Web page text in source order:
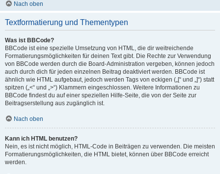
Nach oben
Textformatierung und Thementypen
Was ist BBCode?
BBCode ist eine spezielle Umsetzung von HTML, die dir weitreichende
Formatierungsmöglichkeiten für deinen Text gibt. Die Rechte zur Verwendung
von BBCode werden durch die Board-Administration vergeben, können jedoch
auch durch dich für jeden einzelnen Beitrag deaktiviert werden. BBCode ist
ähnlich wie HTML aufgebaut, jedoch werden Tags von eckigen („[“ und „]“) statt
spitzen („<“ und „>“) Klammern eingeschlossen. Weitere Informationen zu
BBCode findest du auf einer speziellen Hilfe-Seite, die von der Seite zur
Beitragserstellung aus zugänglich ist.
Nach oben
Kann ich HTML benutzen?
Nein, es ist nicht möglich, HTML-Code in Beiträgen zu verwenden. Die meisten
Formatierungsmöglichkeiten, die HTML bietet, können über BBCode erreicht
werden.